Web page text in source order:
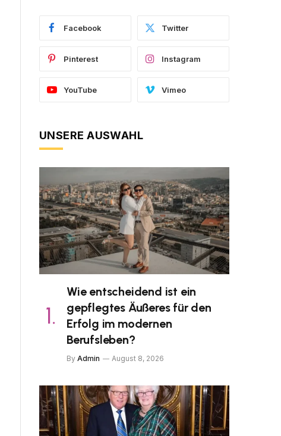
Facebook Twitter
Pinterest Instagram
YouTube Vimeo
UNSERE AUSWAHL
Wie entscheidend ist ein
gepflegtes Äußeres für den
Erfolg im modernen
Berufsleben?
By Admin August 8, 2026